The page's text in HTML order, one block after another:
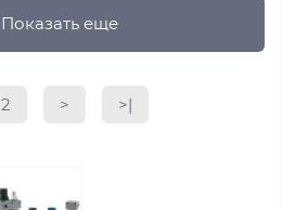
Показать еще
2 > >|